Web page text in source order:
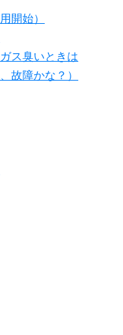
開始）
ス臭いときは
故障かな？）